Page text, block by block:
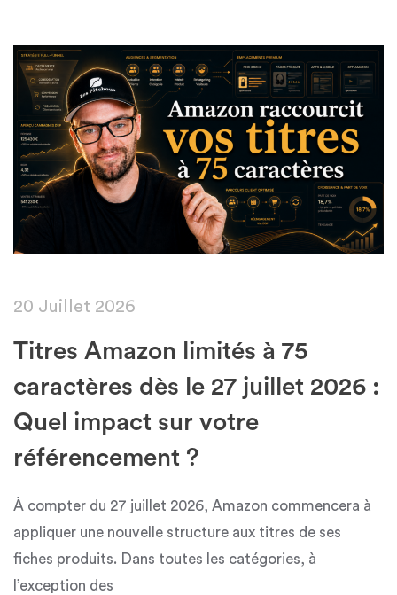
Featured
20 Juillet 2026
Titres Amazon limités à 75
caractères dès le 27 juillet 2026 :
Quel impact sur votre
référencement ?
À compter du 27 juillet 2026, Amazon commencera à
appliquer une nouvelle structure aux titres de ses
fiches produits. Dans toutes les catégories, à
l’exception des